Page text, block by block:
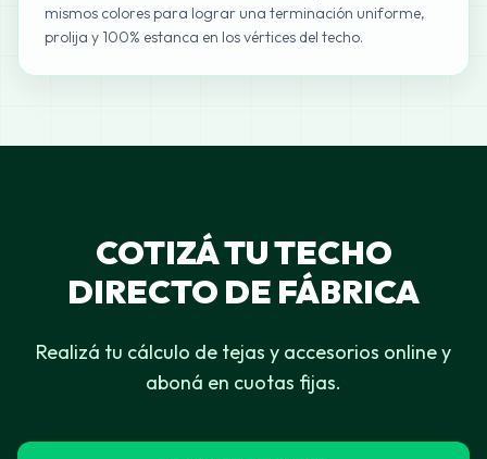
mismos colores para lograr una terminación uniforme,
prolija y 100% estanca en los vértices del techo.
COTIZÁ TU TECHO
DIRECTO DE FÁBRICA
Realizá tu cálculo de tejas y accesorios online y
aboná en cuotas fijas.